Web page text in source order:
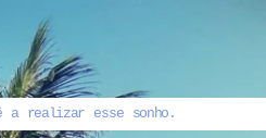
a realizar esse sonho.